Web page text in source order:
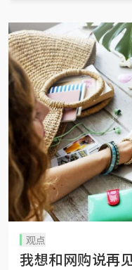
观点
我想和网购说再